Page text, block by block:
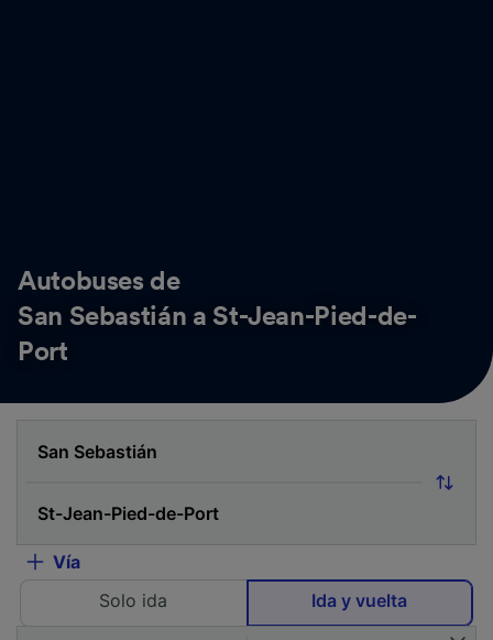
Autobuses de
San Sebastián a St-Jean-Pied-de-
Port
Vía
Solo ida
Ida y vuelta